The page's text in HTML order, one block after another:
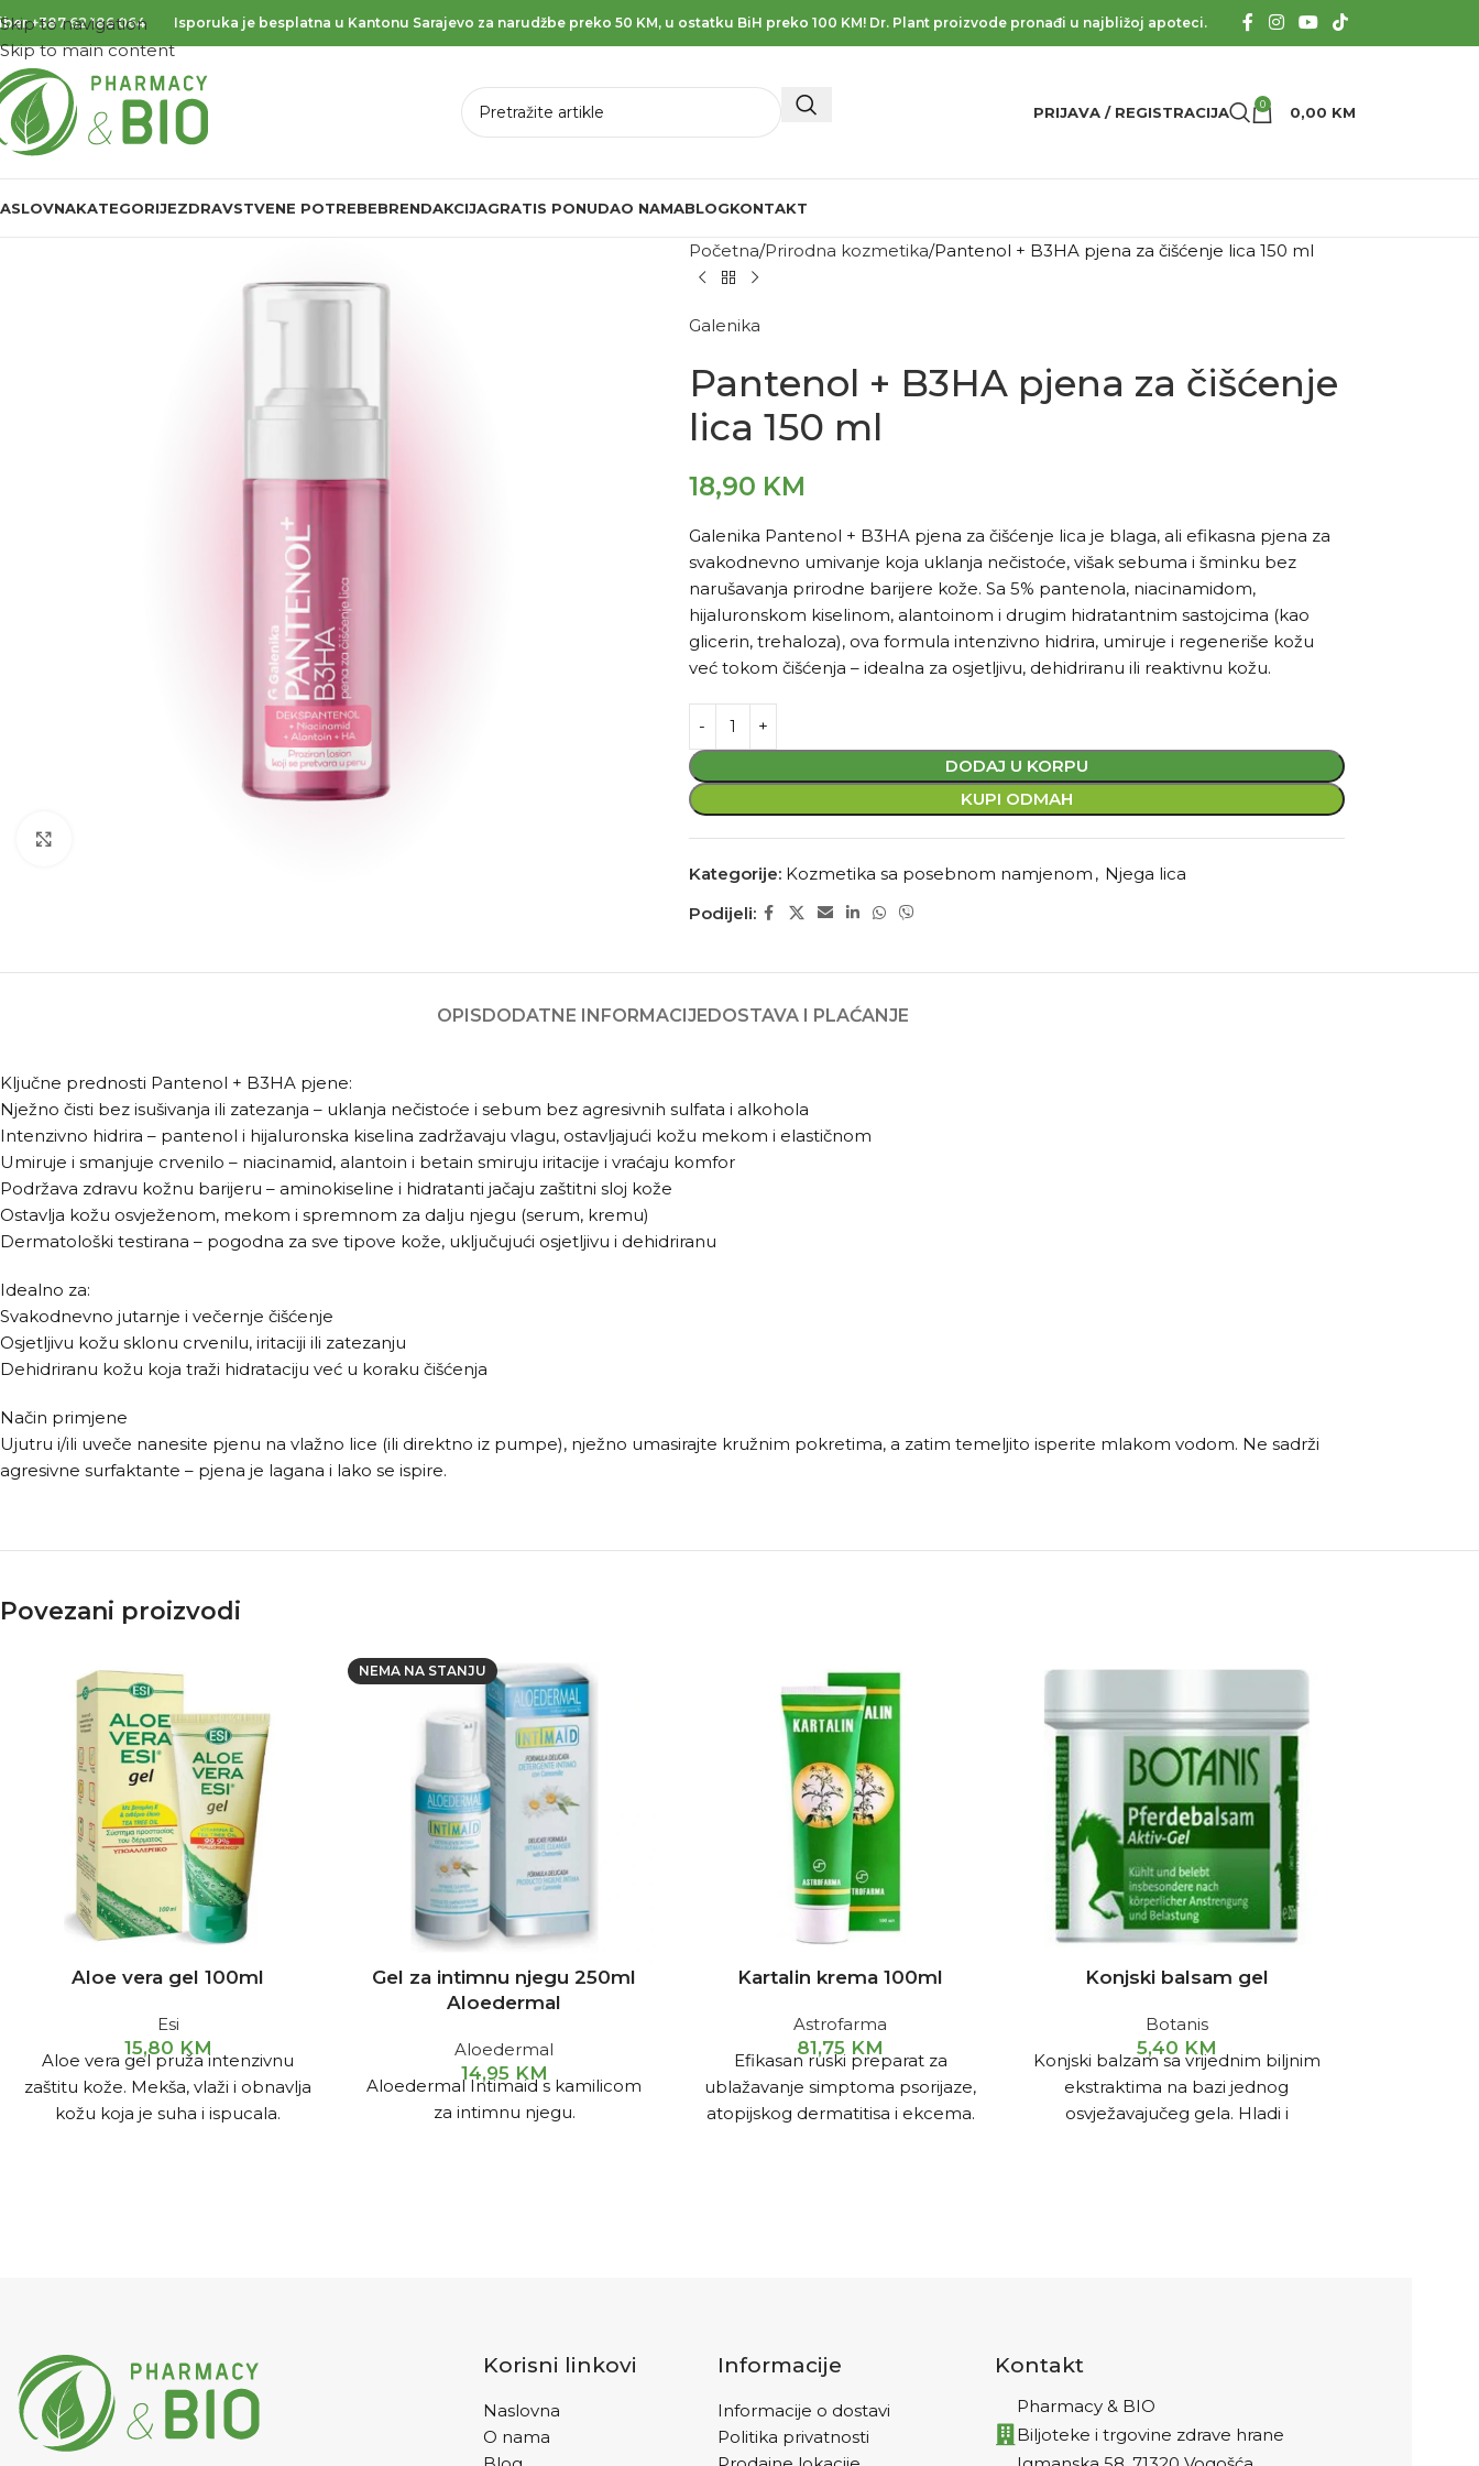
Skip to navigation
Skip to main content
+387 62 186 064 Isporuka je besplatna u Kantonu Sarajevo za narudžbe preko 50 KM, u ostatku BiH preko 100 KM! Dr. Plant proizvode pronađi u najbližoj apoteci.
PRIJAVA / REGISTRACIJA 0 0,00 KM
KATEGORIJEZDRAVSTVENE POTREBEBRENDAKCIJAGRATIS PONUDAO NAMABLOGKONTAKT
Početna Prirodna kozmetika Pantenol + B3HA pjena za čišćenje lica 150 ml
Galenika
Pantenol + B3HA pjena za čišćenje
lica 150 ml
18,90 KM
Galenika Pantenol + B3HA pjena za čišćenje lica je blaga, ali efikasna pjena za
svakodnevno umivanje koja uklanja nečistoće, višak sebuma i šminku bez
narušavanja prirodne barijere kože. Sa 5% pantenola, niacinamidom,
hijaluronskom kiselinom, alantoinom i drugim hidratantnim sastojcima (kao
glicerin, trehaloza), ova formula intenzivno hidrira, umiruje i regeneriše kožu
već tokom čišćenja – idealna za osjetljivu, dehidriranu ili reaktivnu kožu.
DODAJ U KORPU
KUPI ODMAH
Kategorije: Kozmetika sa posebnom namjenom , Njega lica
Podijeli:
OPISDODATNE INFORMACIJEDOSTAVA I PLAĆANJE
Ključne prednosti Pantenol + B3HA pjene:
Nježno čisti bez isušivanja ili zatezanja – uklanja nečistoće i sebum bez agresivnih sulfata i alkohola
Intenzivno hidrira – pantenol i hijaluronska kiselina zadržavaju vlagu, ostavljajući kožu mekom i elastičnom
Umiruje i smanjuje crvenilo – niacinamid, alantoin i betain smiruju iritacije i vraćaju komfor
Podržava zdravu kožnu barijeru – aminokiseline i hidratanti jačaju zaštitni sloj kože
Ostavlja kožu osvježenom, mekom i spremnom za dalju njegu (serum, kremu)
Dermatološki testirana – pogodna za sve tipove kože, uključujući osjetljivu i dehidriranu
Idealno za:
Svakodnevno jutarnje i večernje čišćenje
Osjetljivu kožu sklonu crvenilu, iritaciji ili zatezanju
Dehidriranu kožu koja traži hidrataciju već u koraku čišćenja
Način primjene
Ujutru i/ili uveče nanesite pjenu na vlažno lice (ili direktno iz pumpe), nježno umasirajte kružnim pokretima, a zatim temeljito isperite mlakom vodom. Ne sadrži
agresivne surfaktante – pjena je lagana i lako se ispire.
Povezani proizvodi
Aloe vera gel 100ml
Esi
15,80 KM
Aloe vera gel pruža intenzivnu
zaštitu kože. Mekša, vlaži i obnavlja
kožu koja je suha i ispucala.
NEMA NA STANJU
Gel za intimnu njegu 250ml
Aloedermal
Aloedermal
14,95 KM
Aloedermal Intimaid s kamilicom
za intimnu njegu.
Kartalin krema 100ml
Astrofarma
81,75 KM
Efikasan ruski preparat za
ublažavanje simptoma psorijaze,
atopijskog dermatitisa i ekcema.
Konjski balsam gel
Botanis
5,40 KM
Konjski balzam sa vrijednim biljnim
ekstraktima na bazi jednog
osvježavajučeg gela. Hladi i
Korisni linkovi
Naslovna
O nama
Informacije
Informacije o dostavi
Politika privatnosti
Kontakt
Pharmacy & BIO
Biljoteke i trgovine zdrave hrane